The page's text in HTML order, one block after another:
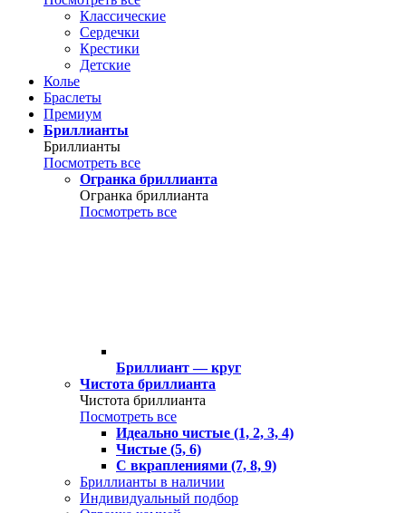
Классические
Сердечки
Крестики
Детские
Колье
Браслеты
Премиум
Бриллианты
Бриллианты
Посмотреть все
Огранка бриллианта
Огранка бриллианта
Посмотреть все
Бриллиант — круг
Чистота бриллианта
Чистота бриллианта
Посмотреть все
Идеально чистые (1, 2, 3, 4)
Чистые (5, 6)
С вкраплениями (7, 8, 9)
Бриллианты в наличии
Индивидуальный подбор